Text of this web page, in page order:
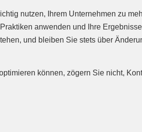
nutzen, Ihrem Unternehmen zu
anwenden und Ihre
und bleiben Sie stets über
können, zögern Sie nicht,